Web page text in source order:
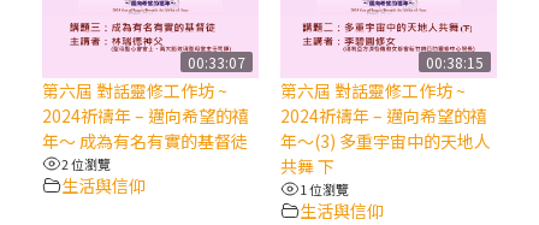
2025/10/10【萬物讚頌頌歌 – 太陽與生態音
樂會】紀念聖方濟與已逝教宗方濟各（上）
(9完結)黃敏正主教帶你做【將臨期避靜】—
匝凱的「新生命」：利他與內化
00:33:07
第六屆 對話靈修工作坊 ~
2024祈禱年 – 邁向希望的禧
年～ 成為有名有實的基督徒
2 位瀏覽
生活與信仰
00:38:15
第六屆 對話靈修工作坊 ~
2024祈禱年 – 邁向希望的禧
年～(3) 多重宇宙中的天地人
共舞 下
1 位瀏覽
生活與信仰